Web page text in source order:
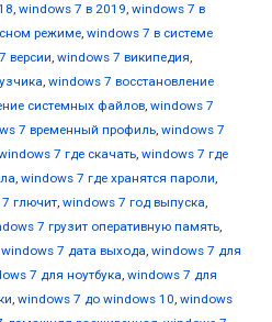
, windows 7 в 2019, windows 7 в
режиме, windows 7 в системе
версии, windows 7 википедия,
, windows 7 восстановление
системных файлов, windows 7
7 временный профиль, windows 7
7 где скачать, windows 7 где
, windows 7 где хранятся пароли,
глючит, windows 7 год выпуска,
7 грузит оперативную память,
windows 7 дата выхода, windows 7 для
7 для ноутбука, windows 7 для
, windows 7 до windows 10, windows